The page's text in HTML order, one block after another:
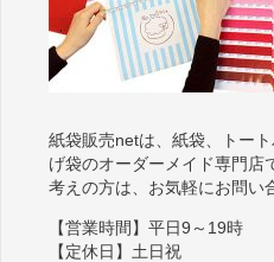
紙袋販売netは、紙袋、トー
げ袋のオーダーメイド専門店
考えの方は、お気軽にお問い
【営業時間】平日9～19時
【定休日】土日祝